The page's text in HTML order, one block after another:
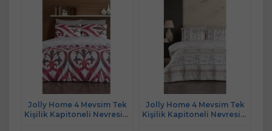
Jolly Home 4 Mevsim Tek
Kişilik Kapitoneli Nevresim
Jolly Home 4 Mevsim Tek
Kişilik Kapitoneli Nevresim